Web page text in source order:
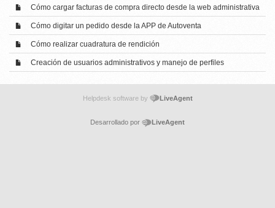
Cómo cargar facturas de compra directo desde la web administrativa
Cómo digitar un pedido desde la APP de Autoventa
Cómo realizar cuadratura de rendición
Creación de usuarios administrativos y manejo de perfiles
Helpdesk software by LiveAgent
Desarrollado por LiveAgent